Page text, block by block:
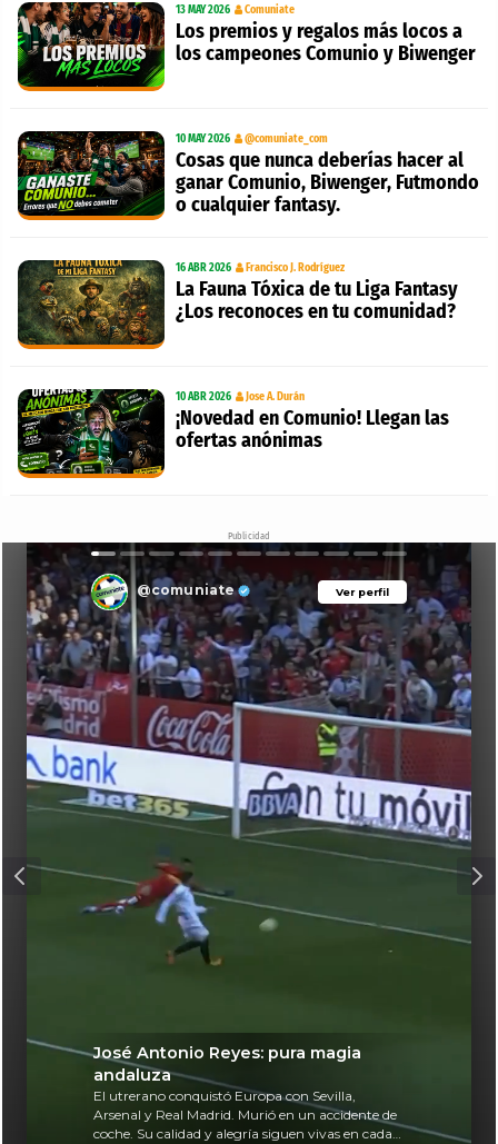
13 MAY 2026 Comuniate
Los premios y regalos más locos a
los campeones Comunio y Biwenger
10 MAY 2026 @comuniate_com
Cosas que nunca deberías hacer al
ganar Comunio, Biwenger, Futmondo
o cualquier fantasy.
16 ABR 2026 Francisco J. Rodríguez
La Fauna Tóxica de tu Liga Fantasy
¿Los reconoces en tu comunidad?
10 ABR 2026 Jose A. Durán
¡Novedad en Comunio! Llegan las
ofertas anónimas
Publicidad
Ver perfil
@comuniate Ver perfil
José Antonio Reyes: pura magia
andaluza
El utrerano conquistó Europa con Sevilla,
Arsenal y Real Madrid. Murió en un accidente de
coche. Su calidad y alegría siguen vivas en cada